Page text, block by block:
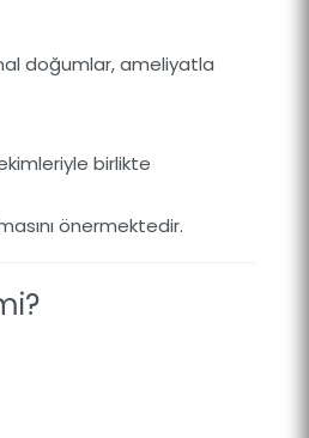
doğumlar, ameliyatla
birlikte
önermektedir.